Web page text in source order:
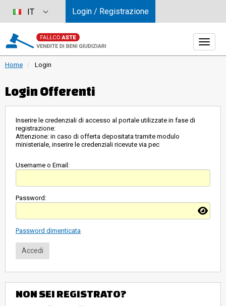
Home Login
Login Offerenti
Inserire le credenziali di accesso al portale utilizzate in fase di
registrazione:
Attenzione: in caso di offerta depositata tramite modulo
ministeriale, inserire le credenziali ricevute via pec
Username o Email:
Password:
Password dimenticata
NON SEI REGISTRATO?
IT Login / Registrazione